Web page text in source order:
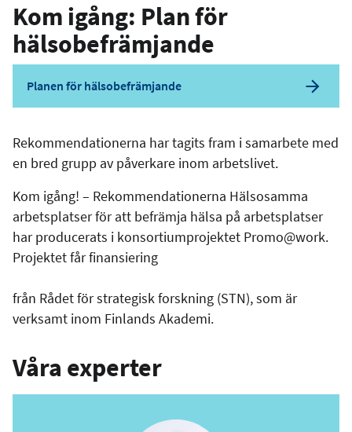
Kom igång: Plan för
hälsobefrämjande
Planen för hälsobefrämjande
Rekommendationerna har tagits fram i samarbete med
en bred grupp av påverkare inom arbetslivet.
Kom igång! – Rekommendationerna Hälsosamma
arbetsplatser för att befrämja hälsa på arbetsplatser
har producerats i konsortiumprojektet Promo@work.
Projektet får finansiering
från Rådet för strategisk forskning (STN), som är
verksamt inom Finlands Akademi.
Våra experter